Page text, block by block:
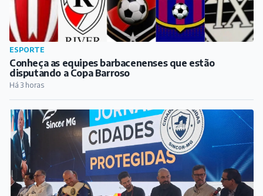
ESPORTE
Conheça as equipes barbacenenses que estão
disputando a Copa Barroso
Há 3 horas